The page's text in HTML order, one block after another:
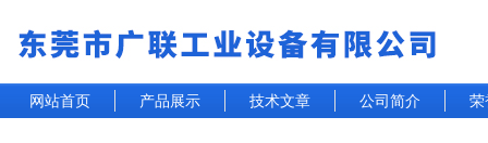
网站首页 产品展示 技术文章 公司简介 荣